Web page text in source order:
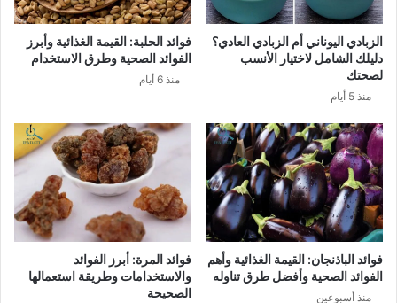
الزبادي اليوناني أم الزبادي العادي؟
دليلك الشامل لاختيار الأنسب
لصحتك
منذ 5 أيام
فوائد الحلبة: القيمة الغذائية وأبرز
الفوائد الصحية وطرق الاستخدام
منذ 6 أيام
فوائد الباذنجان: القيمة الغذائية وأهم
الفوائد الصحية وأفضل طرق تناوله
منذ أسبوعين
فوائد المرة: أبرز الفوائد
والاستخدامات وطريقة استعمالها
الصحيحة